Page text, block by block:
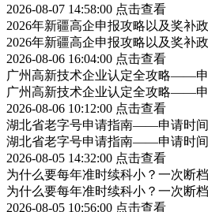
2026-08-07 14:58:00 点击查看
2026年新疆高企申报攻略以及奖补
2026年新疆高企申报攻略以及奖补
2026-08-06 16:04:00 点击查看
广州高新技术企业认定全攻略——
广州高新技术企业认定全攻略——
2026-08-06 10:12:00 点击查看
湖北省老字号申请指南——申请时
湖北省老字号申请指南——申请时
2026-08-05 14:32:00 点击查看
为什么要每年准时续科小？一次断
为什么要每年准时续科小？一次断
2026-08-05 10:56:00 点击查看